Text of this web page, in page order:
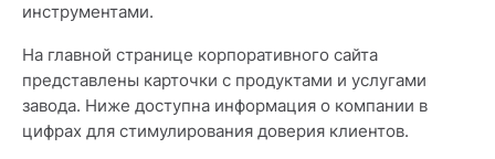
инструментами.
На главной странице корпоративного сайта
представлены карточки с продуктами и услугами
завода. Ниже доступна информация о компании в
цифрах для стимулирования доверия клиентов.